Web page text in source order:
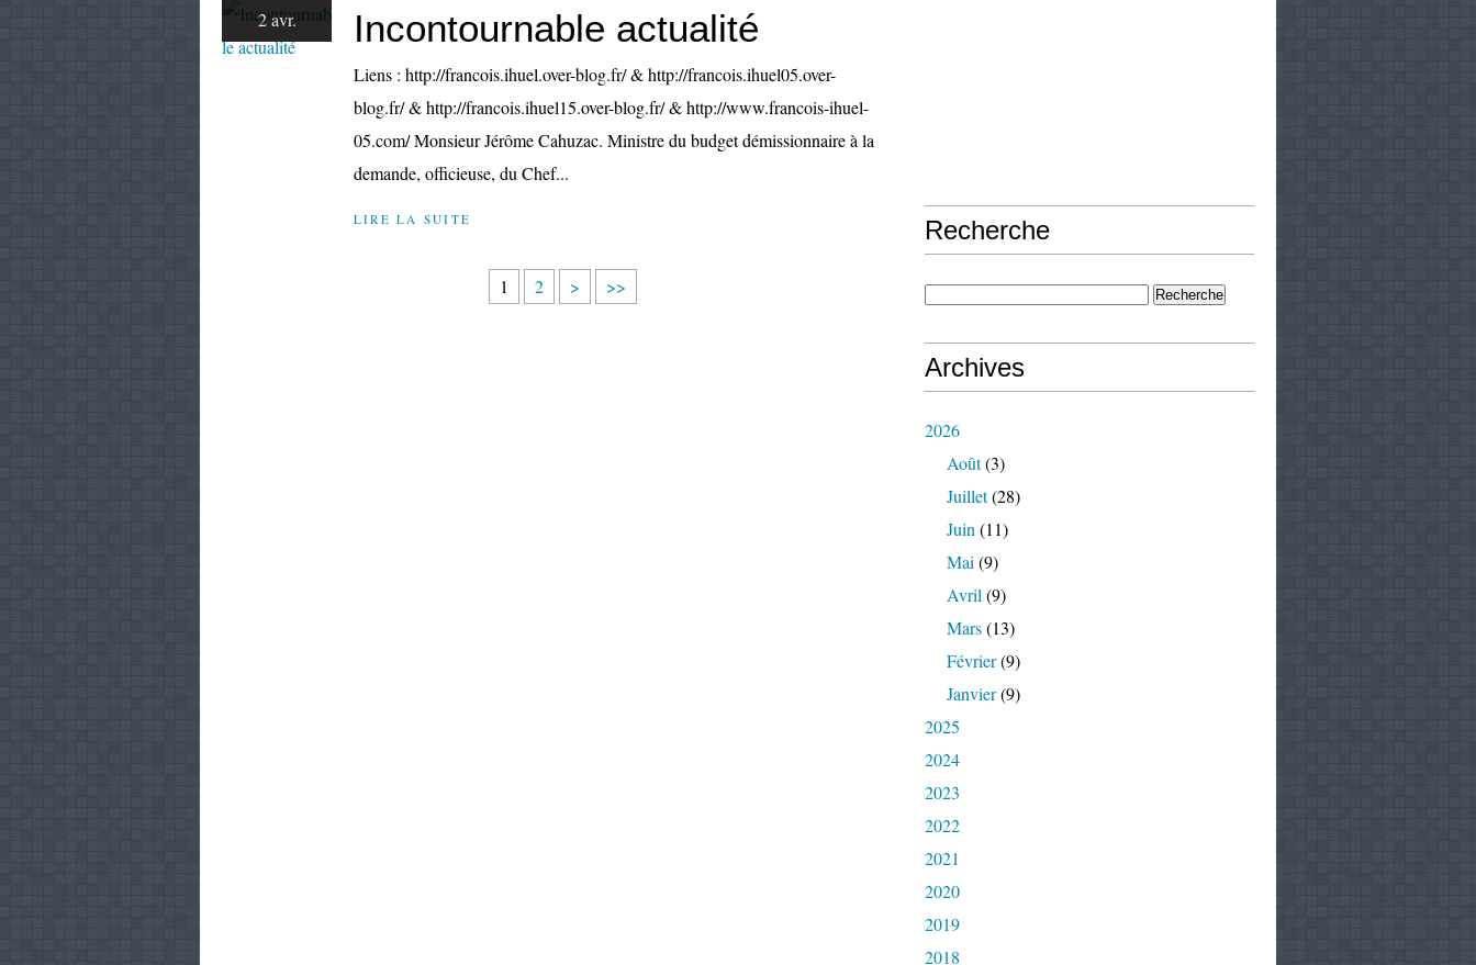
2 avr. Incontournable actualité
Liens : http://francois.ihuel.over-blog.fr/ & http://francois.ihuel05.over-
blog.fr/ & http://francois.ihuel15.over-blog.fr/ & http://www.francois-ihuel-
05.com/ Monsieur Jérôme Cahuzac. Ministre du budget démissionnaire à la
demande, officieuse, du Chef...
LIRE LA SUITE
1 2 > >>
Recherche
Archives
2026
Août(3)
Juillet(28)
Juin (11)
Mai (9)
Avril (9)
Mars(13)
Février(9)
Janvier(9)
2025
2024
2023
2022
2021
2020
2019
2018